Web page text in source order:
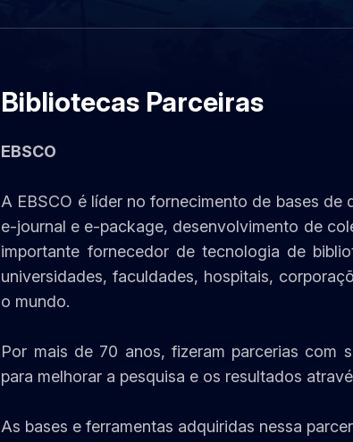
Bibliotecas Parceiras
EBSCO
A EBSCO é líder no fornecimento de bases
e-journal e e-package, desenvolvimento de
importante fornecedor de tecnologia de
universidades, faculdades, hospitais,
o mundo.
Por mais de 70 anos, fizeram parcerias com
para melhorar a pesquisa e os resultados
As bases e ferramentas adquiridas nessa